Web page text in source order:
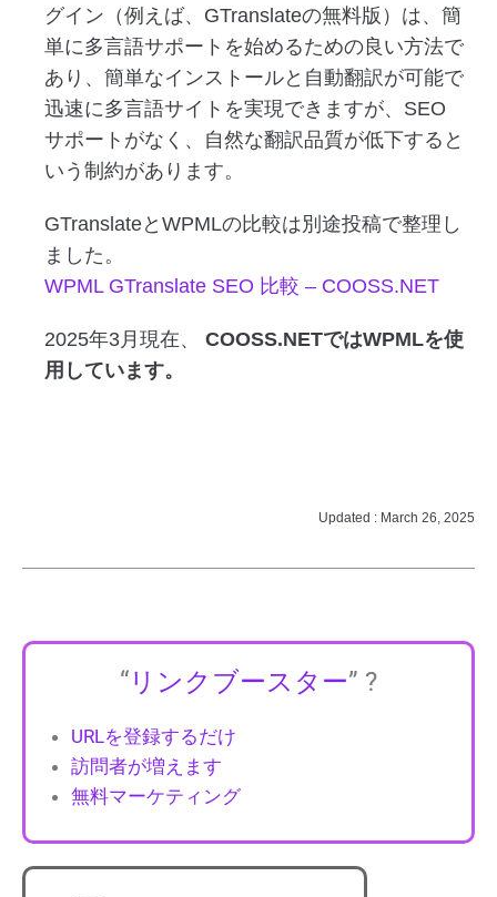
グイン（例えば、GTranslateの無料版）は、簡
単に多言語サポートを始めるための良い方法で
あり、簡単なインストールと自動翻訳が可能で
迅速に多言語サイトを実現できますが、SEO
サポートがなく、自然な翻訳品質が低下すると
いう制約があります。
GTranslateとWPMLの比較は別途投稿で整理し
ました。
WPML GTranslate SEO 比較 – COOSS.NET
2025年3月現在、 COOSS.NETではWPMLを使
用しています。
Updated : March 26, 2025
“リンクブースター” ?
URLを登録するだけ
訪問者が増えます
無料マーケティング